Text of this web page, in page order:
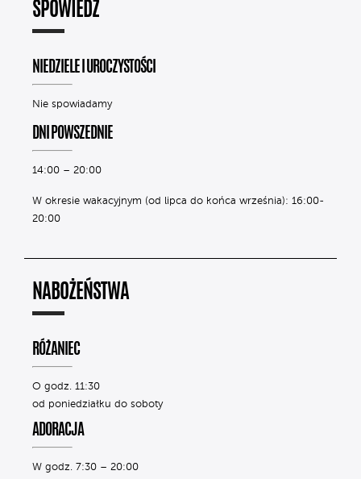
SPOWIEDŹ
NIEDZIELE I UROCZYSTOŚCI
Nie spowiadamy
DNI POWSZEDNIE
14:00 – 20:00
W okresie wakacyjnym (od lipca do końca września): 16:00-
20:00
NABOŻEŃSTWA
RÓŻANIEC
O godz. 11:30
od poniedziałku do soboty
ADORACJA
W godz. 7:30 – 20:00